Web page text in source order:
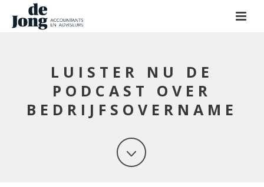
LUISTER NU DE
PODCAST OVER
BEDRIJFSOVERNAME